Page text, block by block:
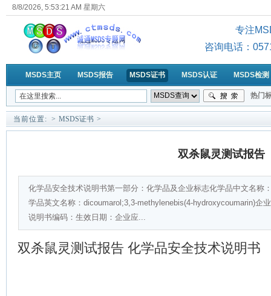
8/8/2026, 5:53:22 AM 星期六
专注
咨询电话：
MSDS主页 MSDS报告 MSDS证书 MSDS认证 MSDS检测
热门
当前位置: > MSDS证书 >
双杀鼠灵测试报告
化学品安全技术说明书第一部分：化学品及企业标志化学品中文名称
学品英文名称：dicoumarol;3,3-methylenebis(4-hydroxycoumarin)企
说明书编码：生效日期：企业应...
双杀鼠灵测试报告 化学品安全技术说明书